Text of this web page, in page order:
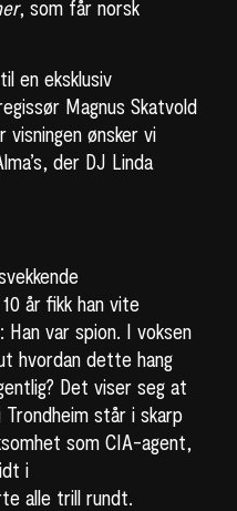
, som får norsk
en eksklusiv
Magnus Skatvold
ønsker vi
der DJ Linda
år fikk han vite
var spion. I voksen
hvordan dette hang
Det viser seg at
Trondheim står i skarp
som CIA-agent,
i
alle trill rundt.